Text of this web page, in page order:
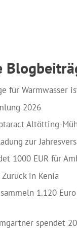
für Warmwasser
2026
Altötting-
zur
1000 EUR für
in Kenia
1.120
spendet